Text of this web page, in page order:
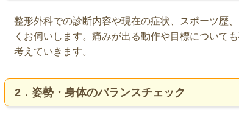
整形外科での診断内容や現在の症状、スポーツ歴
くお伺いします。痛みが出る動作や目標について
考えていきます。
2．姿勢・身体のバランスチェック